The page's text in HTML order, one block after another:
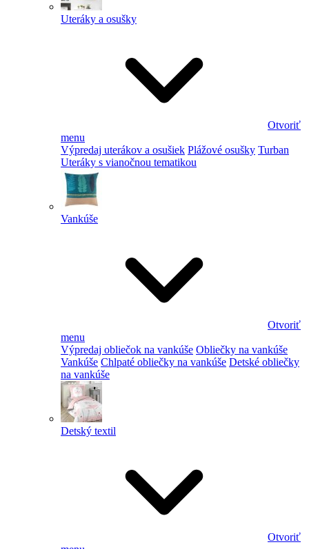
Uteráky a osušky
Otvoriť
menu
Výpredaj uterákov a osušiek Plážové osušky Turban
Uteráky s vianočnou tematikou
Vankúše
Otvoriť
menu
Výpredaj obliečok na vankúše Obliečky na vankúše
Vankúše Chlpaté obliečky na vankúše Detské obliečky
na vankúše
Detský textil
Otvoriť